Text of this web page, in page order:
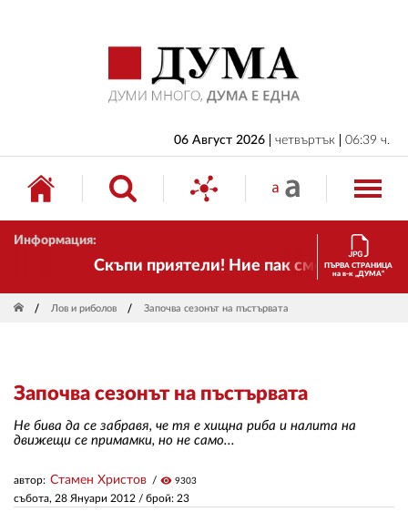
06 Август 2026 четвъртък 06:39 ч.
Информация:
Скъпи приятели! Ние пак сме тук!ПЪРВА СТРАНИЦА
на в-к „ДУМА“
Лов и риболов Започва сезонът на пъстървата
Започва сезонът на пъстървата
Не бива да се забравя, че тя е хищна риба и налита на
движещи се примамки, но не само...
събота, 28 Януари 2012 / брой: 23
автор: Стамен Христов visibility 9303
БЪЛГАРИЯ
ИКОНОМИКА
ИЗБОРИ
СВЯТ
ДРУГИ
АВТОРИ